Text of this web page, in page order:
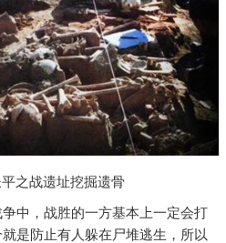
之战遗址挖掘遗骨
中，战胜的一方基本上一定会打
是防止有人躲在尸堆逃生，所以